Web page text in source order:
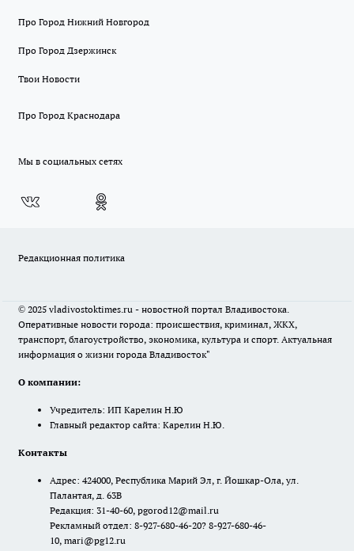
Про Город Нижний Новгород
Про Город Дзержинск
Твои Новости
Про Город Краснодара
Мы в социальных сетях
Редакционная политика
© 2025 vladivostoktimes.ru - новостной портал Владивостока.
Оперативные новости города: происшествия, криминал, ЖКХ,
транспорт, благоустройство, экономика, культура и спорт. Актуальная
информация о жизни города Владивосток"
О компании:
Учредитель: ИП Карелин Н.Ю
Главный редактор сайта: Карелин Н.Ю.
Контакты
Адрес: 424000, Республика Марий Эл, г. Йошкар-Ола, ул.
Палантая, д. 63В
Редакция: 31-40-60, pgorod12@mail.ru
Рекламный отдел: 8-927-680-46-20? 8-927-680-46-
10, mari@pg12.ru